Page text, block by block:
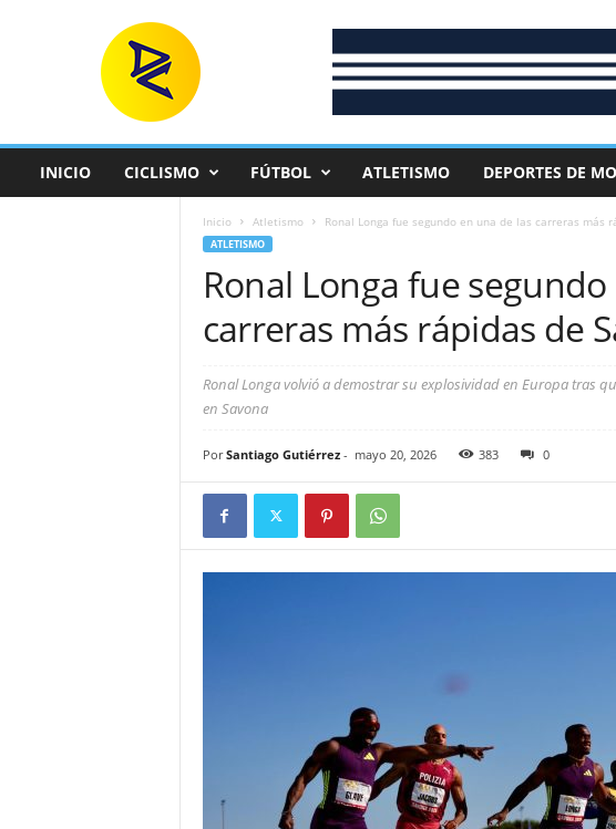
INICIO CICLISMO FÚTBOL ATLETISMO DEPORTES DE
Inicio Atletismo Ronal Longa fue segundo en una de las carreras más
ATLETISMO
Ronal Longa fue
carreras más rápidas de
Ronal Longa volvió a demostrar su explosividad en Europa tras
en Savona
Por Santiago Gutiérrez- mayo 20, 2026 383 0